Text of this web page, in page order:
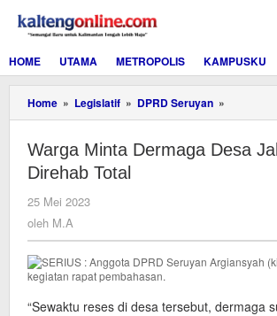
konten
HOME
UTAMA METROPOLIS KAMPUSKU
Home » Legislatif » DPRD Seruyan »
Minta
Desa
Warga Minta Dermaga Desa
Direhab Total
25 Mei 2023
oleh M.A
“Sewaktu reses di desa tersebut, dermaga